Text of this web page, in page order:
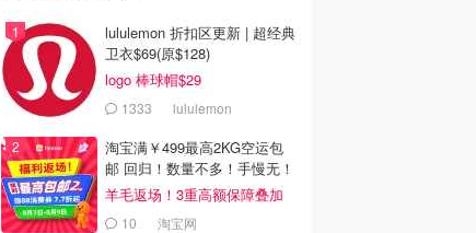
lululemon 折扣区更新 | 超经典
卫衣$69(原$128)
logo 棒球帽$29
1333 lululemon
淘宝满￥499最高2KG空运包
邮 回归！数量不多！手慢无！
羊毛返场！3重高额保障叠加
10 淘宝网